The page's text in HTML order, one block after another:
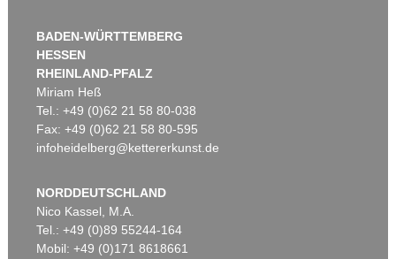
BADEN-WÜRTTEMBERG
HESSEN
RHEINLAND-PFALZ
Miriam Heß
Tel.: +49 (0)62 21 58 80-038
Fax: +49 (0)62 21 58 80-595
infoheidelberg@kettererkunst.de
NORDDEUTSCHLAND
Nico Kassel, M.A.
Tel.: +49 (0)89 55244-164
Mobil: +49 (0)171 8618661